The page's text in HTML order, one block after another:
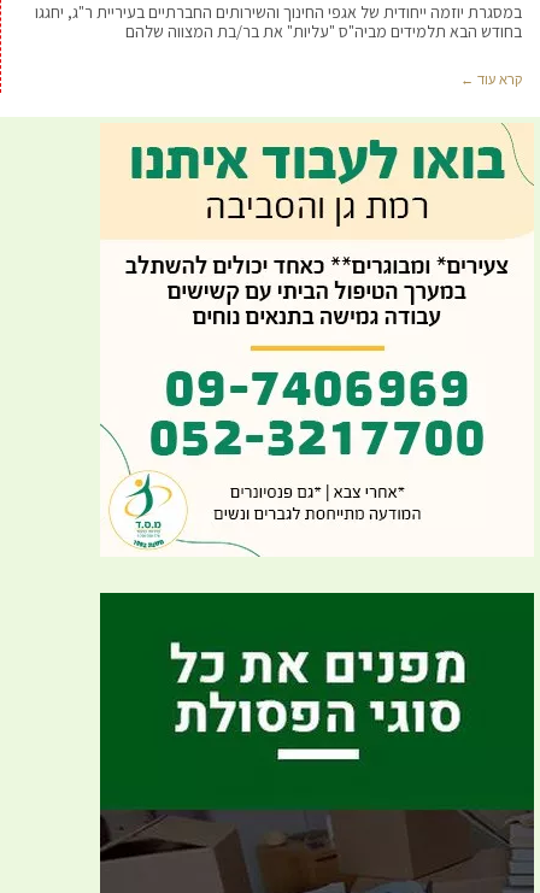
במסגרת יוזמה ייחודית של אגפי החינוך והשירותים החברתיים בעיריית ר"ג, יחגגו
בחודש הבא תלמידים מביה"ס "עליות" את בר/בת המצווה שלהם
קרא עוד ←